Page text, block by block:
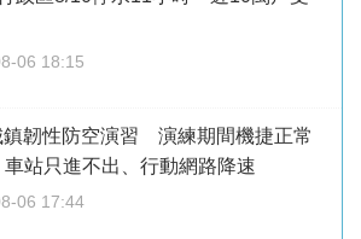
06 18:15
鎮韌性防空演習 演練期間機捷正常
車站只進不出、行動網路降速
06 17:44